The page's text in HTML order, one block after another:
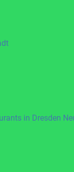
in Dresden